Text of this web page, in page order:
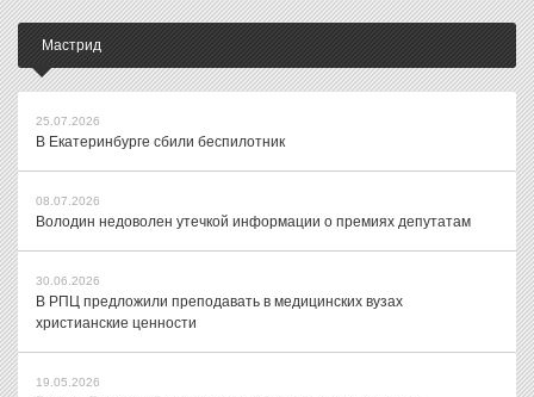
Мастрид
25.07.2026
В Екатеринбурге сбили беспилотник
08.07.2026
Володин недоволен утечкой информации о премиях депутатам
30.06.2026
В РПЦ предложили преподавать в медицинских вузах
христианские ценности
19.05.2026